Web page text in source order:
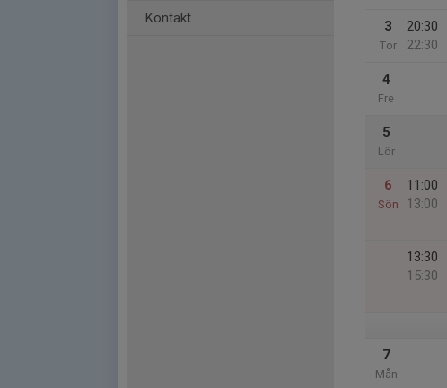
Kontakt 3
Tor
20:30
22:30
4
Fre
5
Lör
6
Sön
11:00
13:00
13:30
15:30
7
Mån